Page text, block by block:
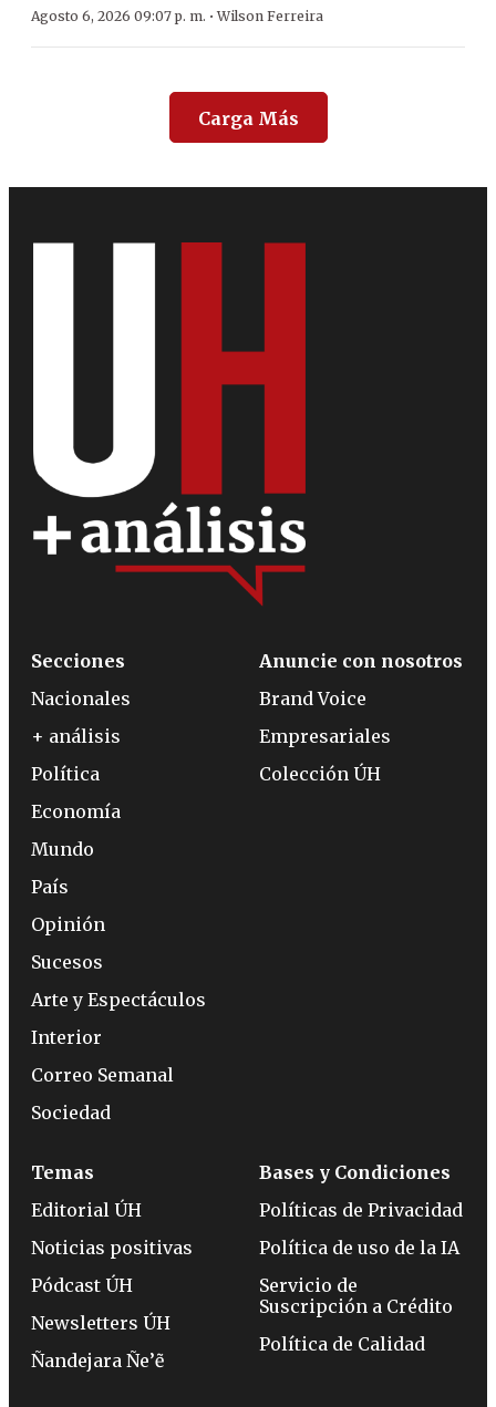
Agosto 6, 2026 09:07 p. m. ·Wilson Ferreira
Carga Más
Secciones
Nacionales
+ análisis
Política
Economía
Mundo
País
Opinión
Sucesos
Arte y Espectáculos
Interior
Correo Semanal
Sociedad
Anuncie con nosotros
Brand Voice
Empresariales
Colección ÚH
Temas
Editorial ÚH
Noticias positivas
Pódcast ÚH
Newsletters ÚH
Ñandejara Ñe’ẽ
Bases y Condiciones
Políticas de Privacidad
Política de uso de la IA
Servicio de
Suscripción a Crédito
Política de Calidad